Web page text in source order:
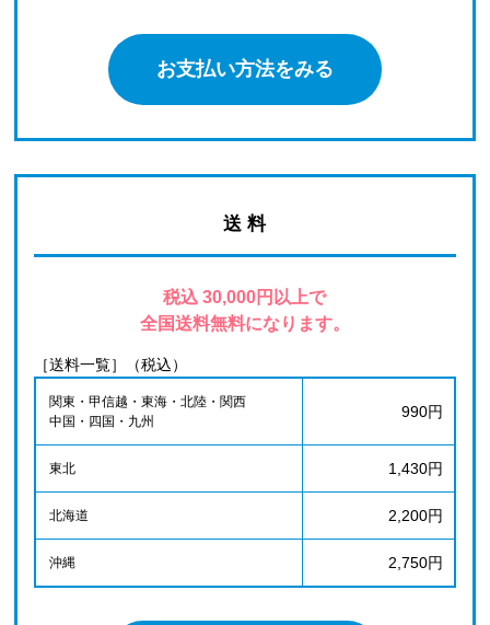
お支払い方法をみる
送 料
税込 30,000円以上で
全国送料無料になります。
［送料一覧］（税込）
関東・甲信越・東海・北陸・関西
中国・四国・九州
990円
東北 1,430円
北海道 2,200円
沖縄 2,750円